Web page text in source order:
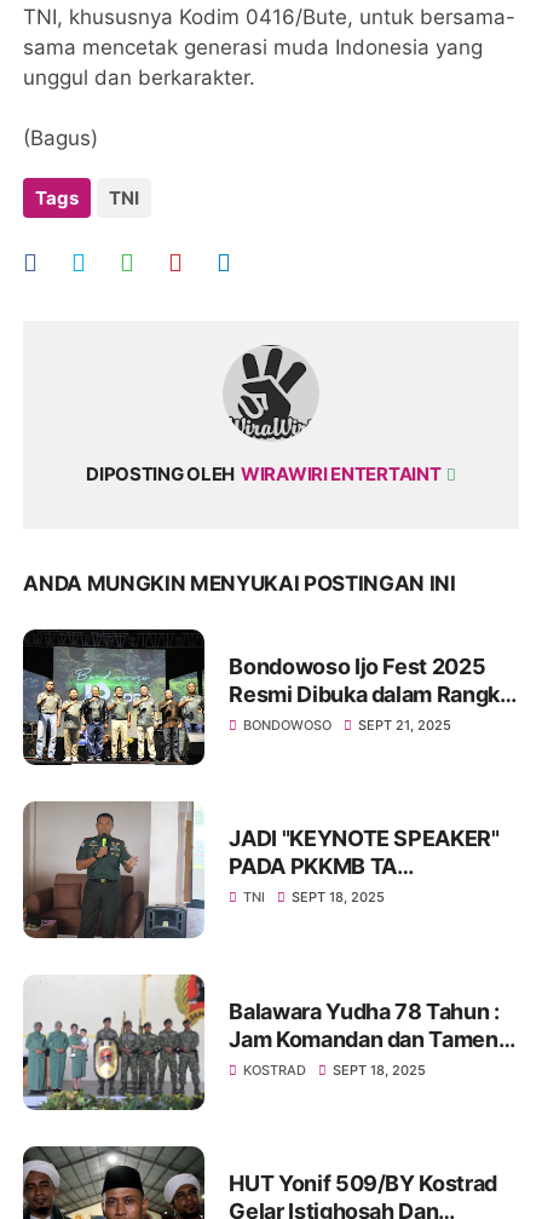
TNI, khususnya Kodim 0416/Bute, untuk bersama-
sama mencetak generasi muda Indonesia yang
unggul dan berkarakter.
(Bagus)
Tags TNI
DIPOSTING OLEH WIRAWIRI ENTERTAINT
ANDA MUNGKIN MENYUKAI POSTINGAN INI
Bondowoso Ijo Fest 2025
Resmi Dibuka dalam Rangka
HUT TNI Ke-80
BONDOWOSO SEPT 21, 2025
JADI "KEYNOTE SPEAKER"
PADA PKKMB TA
2025/2026, DANDIM
TNI SEPT 18, 2025
Balawara Yudha 78 Tahun :
Jam Komandan dan Tameng
Juang Prajurit Yonif 509/BY
KOSTRAD SEPT 18, 2025
HUT Yonif 509/BY Kostrad
Gelar Istighosah Dan